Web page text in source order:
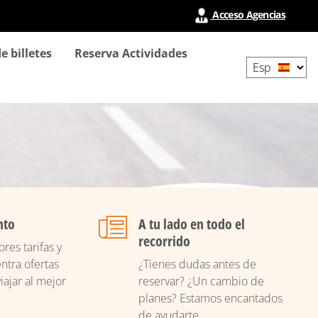
Acceso Agencias
billetes
Reserva Actividades
your
tarifas y
ofertas
al mejor
A tu lado en todo el
recorrido
¿Tienes dudas antes de
reservar? ¿Un cambio de
planes? Estamos encantados